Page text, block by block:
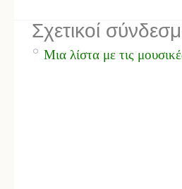
Σχετικοί
Μια λίστα με τις